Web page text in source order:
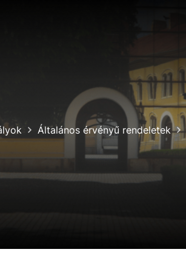
Általános érvényű rendeletek